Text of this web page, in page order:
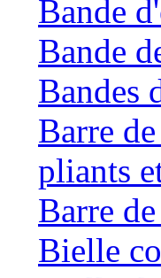
Bande
Bande
Bandes
Barre
pliants
Barre
Bielle